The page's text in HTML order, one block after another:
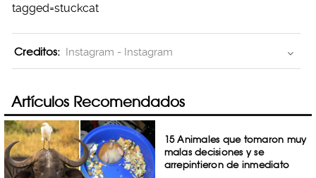
tagged=stuckcat
Creditos: Instagram - Instagram
Artículos Recomendados
15 Animales que tomaron muy
malas decisiones y se
arrepintieron de inmediato